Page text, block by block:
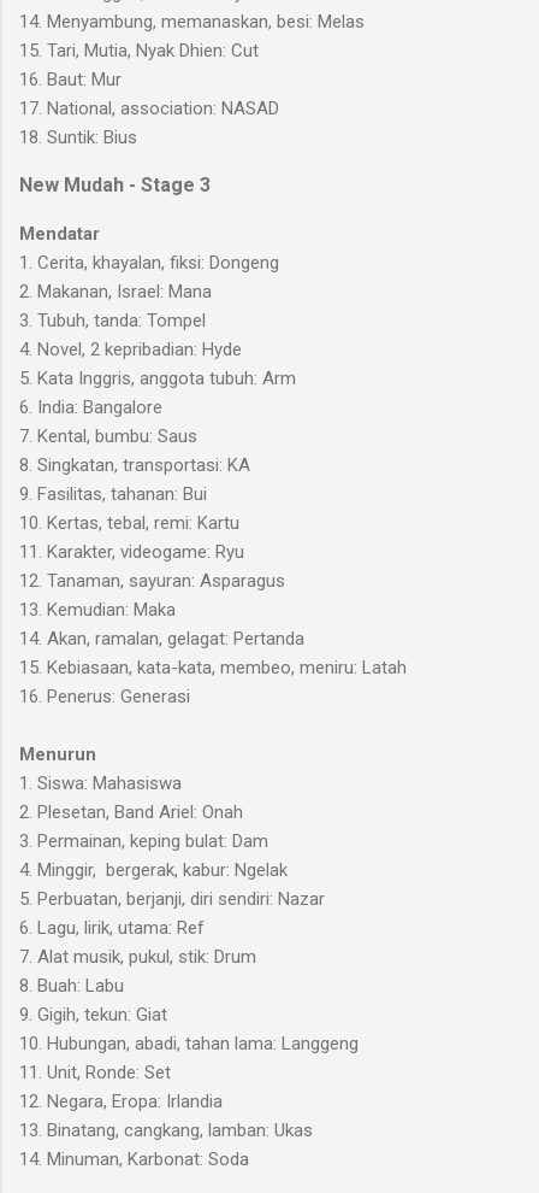
14. Menyambung, memanaskan, besi: Melas
15. Tari, Mutia, Nyak Dhien: Cut
16. Baut: Mur
17. National, association: NASAD
18. Suntik: Bius
New Mudah - Stage 3
Mendatar
1. Cerita, khayalan, fiksi: Dongeng
2. Makanan, Israel: Mana
3. Tubuh, tanda: Tompel
4. Novel, 2 kepribadian: Hyde
5. Kata Inggris, anggota tubuh: Arm
6. India: Bangalore
7. Kental, bumbu: Saus
8. Singkatan, transportasi: KA
9. Fasilitas, tahanan: Bui
10. Kertas, tebal, remi: Kartu
11. Karakter, videogame: Ryu
12. Tanaman, sayuran: Asparagus
13. Kemudian: Maka
14. Akan, ramalan, gelagat: Pertanda
15. Kebiasaan, kata-kata, membeo, meniru: Latah
16. Penerus: Generasi
Menurun
1. Siswa: Mahasiswa
2. Plesetan, Band Ariel: Onah
3. Permainan, keping bulat: Dam
4. Minggir, bergerak, kabur: Ngelak
5. Perbuatan, berjanji, diri sendiri: Nazar
6. Lagu, lirik, utama: Ref
7. Alat musik, pukul, stik: Drum
8. Buah: Labu
9. Gigih, tekun: Giat
10. Hubungan, abadi, tahan lama: Langgeng
11. Unit, Ronde: Set
12. Negara, Eropa: Irlandia
13. Binatang, cangkang, lamban: Ukas
14. Minuman, Karbonat: Soda